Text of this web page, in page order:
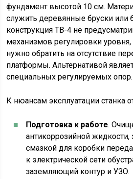
фундамент высотой 10 см.
служить деревянные бруски или
конструкция ТВ-4 не
механизмов регулировки
нужно обратить на отсутствие
платформы. Альтернативой
специальных регулируемых опор.
К нюансам эксплуатации станка
Подготовка к работе.
антикоррозийной жидкости,
смазкой для коробки
к электрической сети
заземляющий контур и УЗО.